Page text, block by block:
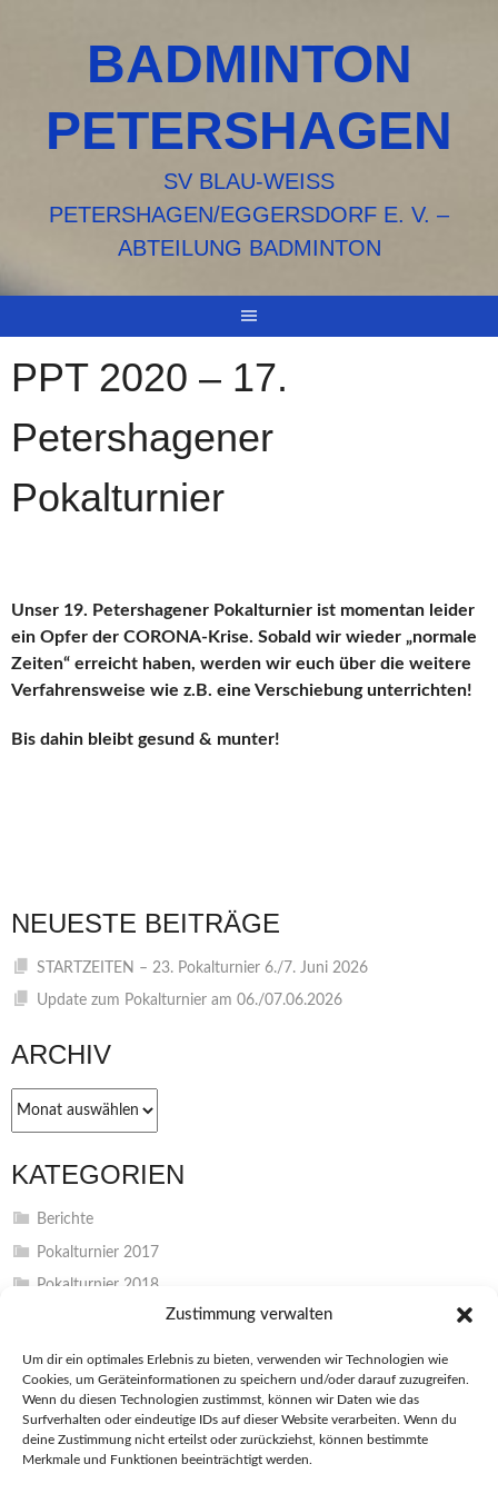
Zustimmung verwalten
Um dir ein optimales Erlebnis zu bieten, verwenden wir Technologien wie
Cookies, um Geräteinformationen zu speichern und/oder darauf zuzugreifen.
Wenn du diesen Technologien zustimmst, können wir Daten wie das
Surfverhalten oder eindeutige IDs auf dieser Website verarbeiten. Wenn du
deine Zustimmung nicht erteilst oder zurückziehst, können bestimmte
Merkmale und Funktionen beeinträchtigt werden.
BADMINTON
PETERSHAGEN
SV BLAU-WEISS P
ETERSHAGEN/EGGERSDORF E. V. – A
BTEILUNG BADMINTON
PPT 2020 – 17.
Petershagener
Pokalturnier
Unser 19. Petershagener Pokalturnier ist momentan leider
ein Opfer der CORONA-Krise. Sobald wir wieder „normale
Zeiten“ erreicht haben, werden wir euch über die weitere
Verfahrensweise wie z.B. eine Verschiebung unterrichten!
Bis dahin bleibt gesund & munter!
NEUESTE BEITRÄGE
STARTZEITEN – 23. Pokalturnier 6./7. Juni 2026
Update zum Pokalturnier am 06./07.06.2026
ARCHIV
KATEGORIEN
Berichte
Pokalturnier 2017
Pokalturnier 2018
Pokalturnier 2022
Pokalturnier 2023
Pokalturnier 2024
Unkategorisiert